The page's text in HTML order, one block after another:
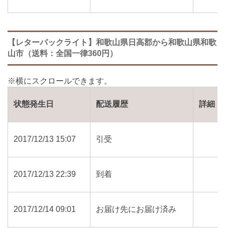
【レターパックライト】和歌山県日高郡から和歌山県和歌
山市（送料：全国一律360円）
状態発生日 配送履歴 詳細
2017/12/13 15:07 引受
2017/12/13 22:39 到着
2017/12/14 09:01 お届け先にお届け済み